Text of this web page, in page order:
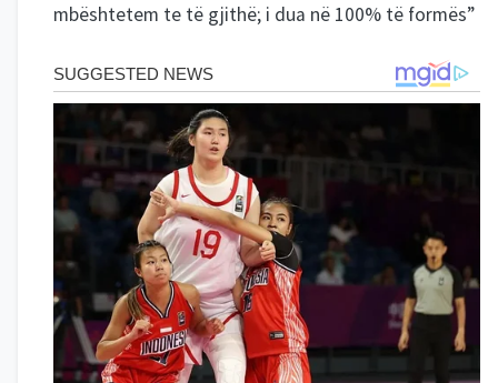
mbështetem te të gjithë; i dua në 100% të formës”